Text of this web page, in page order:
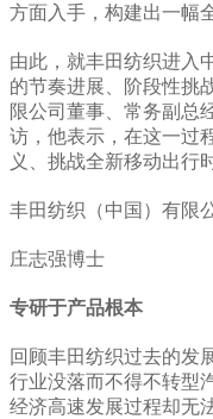
方面入手，构建出一幅
由此，就丰田纺织进入
的节奏进展、阶段性挑
限公司董事、常务副总
访，他表示，在这一过
义、挑战全新移动出行
丰田纺织（中国）有限
庄志强博士
专研于产品根本
回顾丰田纺织过去的发
行业没落而不得不转型
经济高速发展过程却无